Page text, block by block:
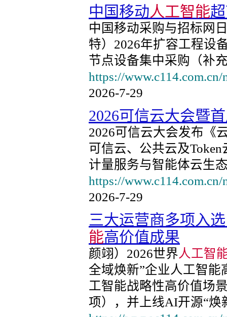
中国移动人工智能
中国移动采购与招标网
特）2026年扩容工程设
节点设备集中采购（补
https://
2026-7-29
2026可信云大会暨
2026可信云大会发布《
可信云、公共云及
计量服务与智能体云生
https://
2026-7-29
三大运营商多项入
能高价值成果
颜翊）2026世界人工智
全域焕新”企业人工智
工智能战略性高价值场
项），并上线AI开源“焕